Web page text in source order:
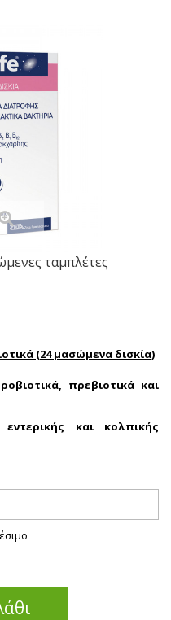
ταμπλέτες
(24 μασώμενα δισκία)
πρεβιοτικά και
και κολπικής